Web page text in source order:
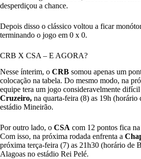
desperdiçou a chance.
Depois disso o clássico voltou a ficar
terminando o jogo em 0 x 0.
CRB X CSA – E AGORA?
Nesse ínterim, o CRB somou apenas um
colocação na tabela. Do mesmo modo, na
equipe tera um jogo consideravelmente
Cruzeiro, na quarta-feira (8) as 19h (horário
estádio Mineirão.
Por outro lado, o CSA com 12 pontos fica na
Com isso, na próxima rodada enfrenta a
próxima terça-feira (7) as 21h30 (horário de
Alagoas no estádio Rei Pelé.